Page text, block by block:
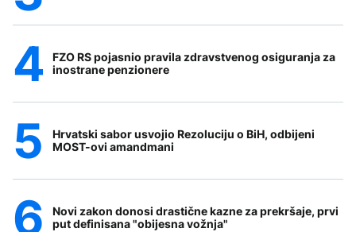
FZO RS pojasnio pravila zdravstvenog osiguranja za
inostrane penzionere
Hrvatski sabor usvojio Rezoluciju o BiH, odbijeni
MOST-ovi amandmani
Novi zakon donosi drastične kazne za prekršaje, prvi
put definisana "obijesna vožnja"